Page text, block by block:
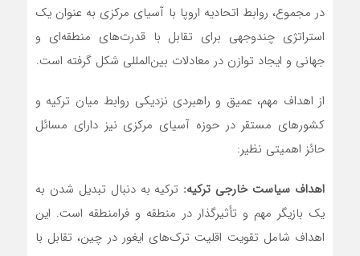
در مجموع، روابط اتحادیه اروپا با آسیای مرکزی به عنوان یک
استراتژی چندوجهی برای تقابل با قدرت‌های منطقه‌ای و
جهانی و ایجاد توازن در معادلات بین‌المللی شکل گرفته است.
از اهداف مهم، عمیق و راهبردی نزدیکی روابط میان ترکیه و
کشورهای مستقر در حوزه آسیای مرکزی نیز دارای مسائل
حائز اهمیتی نظیر:
اهداف سیاست خارجی ترکیه: ترکیه به دنبال تبدیل شدن به
یک بازیگر مهم و تأثیرگذار در منطقه و فرامنطقه است. این
اهداف شامل تقویت اقلیت ترک‌های ایغور در چین، تقابل با